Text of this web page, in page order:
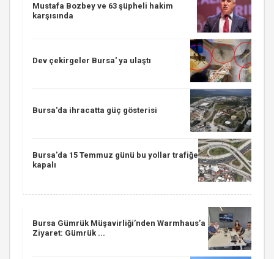
Mustafa Bozbey ve 63 şüpheli hakim
karşısında
Dev çekirgeler Bursa' ya ulaştı
Bursa'da ihracatta güç gösterisi
Bursa'da 15 Temmuz günü bu yollar trafiğe
kapalı
Bursa Gümrük Müşavirliği’nden Warmhaus’a
Ziyaret: Gümrük ...